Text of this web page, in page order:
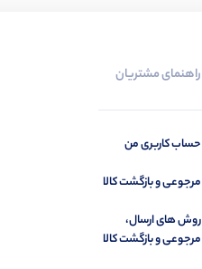
راهنمای مشتریان
حساب کاربری من
مرجوعی و بازگشت کالا
روش های ارسال،
مرجوعی و بازگشت کالا